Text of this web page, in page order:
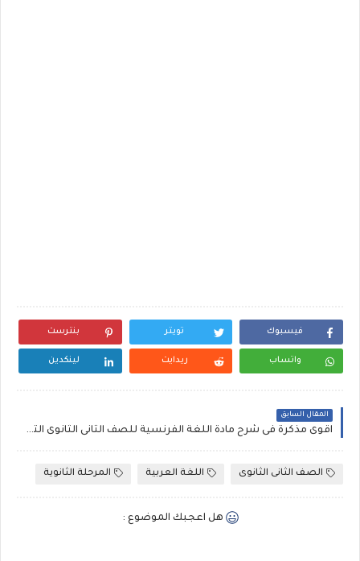
فيسبوك تويتر بنترست
واتساب ريدايت لينكدين
المقال السابق
اقوى مذكرة فى شرح مادة اللغة الفرنسية للصف الثانى الثانوى الترم الثانى , فرنساوى ثانية ثانوى ترم ثان
الصف الثانى الثانوى اللغة العربية المرحلة الثانوية
هل اعجبك الموضوع :